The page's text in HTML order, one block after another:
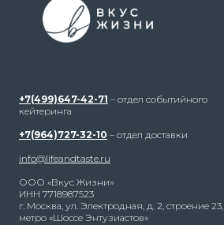
+7(499)647-42-71 – отдел событийного
кейтеринга
+7(964)727-32-10 – отдел доставки
info@lifeandtaste.ru
ООО «Вкус Жизни»
ИНН 7718987523
г. Москва, ул. Электродная, д. 2, строение 23,
метро «Шоссе Энтузиастов»